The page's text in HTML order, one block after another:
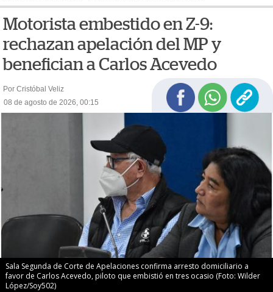
Motorista embestido en Z-9:
rechazan apelación del MP y
benefician a Carlos Acevedo
Por Cristóbal Veliz
08 de agosto de 2026, 00:15
Sala Segunda de Corte de Apelaciones confirma arresto domiciliario a
favor de Carlos Acevedo, piloto que embistió en tres ocasio (Foto: Wilder
López/Soy502)